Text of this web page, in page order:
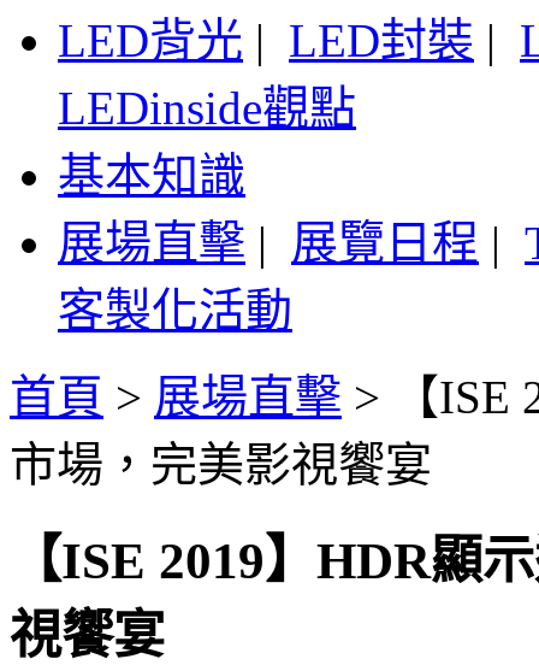
LED背光 | LED封裝 |
LEDinside觀點
基本知識
展場直擊 | 展覽日程 |
客製化活動
首頁 > 展場直擊 >
【
市場，完美影視饗宴
【ISE 2019】HDR顯
視饗宴